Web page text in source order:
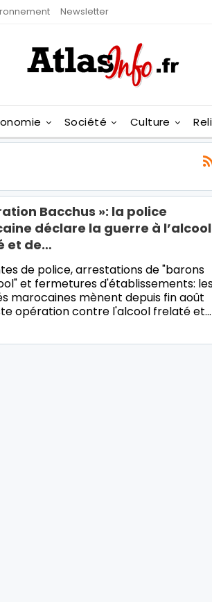
Newsletter
Société Culture
Bacchus »: la police
déclare la guerre à l’alcool
et de…
de police, arrestations de "barons
et fermetures d'établissements:
marocaines mènent depuis fin août
opération contre l'alcool frelaté et…